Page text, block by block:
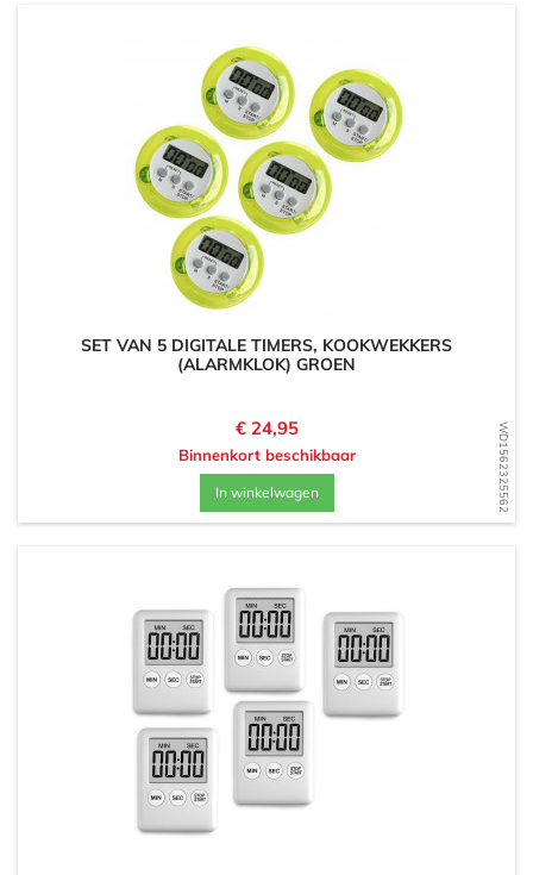
WD1562325562
SET VAN 5 DIGITALE TIMERS, KOOKWEKKERS
(ALARMKLOK) GROEN
Prijs
€ 24,95
Binnenkort beschikbaar
In winkelwagen